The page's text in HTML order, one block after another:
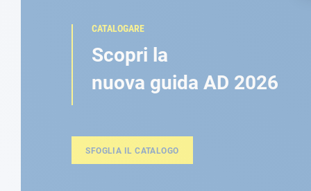
CATALOGARE
Scopri la
nuova guida AD 2026
SFOGLIA IL CATALOGO